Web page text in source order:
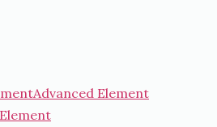
Advanced Element